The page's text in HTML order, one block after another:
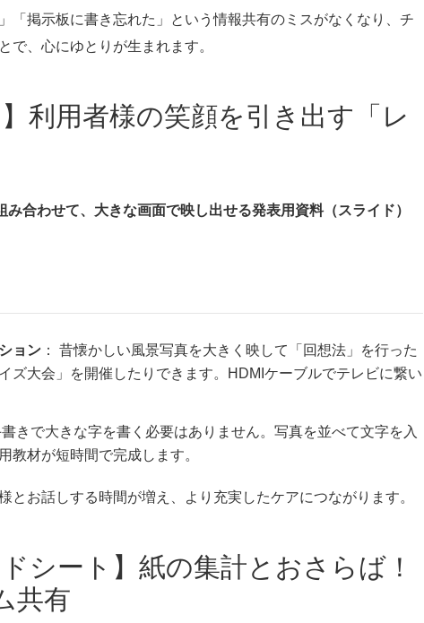
「掲示板に書き忘れた」という情報共有のミスがなくなり、チ
で、心にゆとりが生まれます。
利用者様の笑顔を引き出す「レ
合わせて、大きな画面で映し出せる発表用資料（スライド）
ョン ： 昔懐かしい風景写真を大きく映して「回想法」を行った
ズ大会」を開催したりできます。HDMIケーブルでテレビに繋い
書きで大きな字を書く必要はありません。写真を並べて文字を入
教材が短時間で完成します。
とお話しする時間が増え、より充実したケアにつながります。
シート】紙の集計とおさらば！
共有